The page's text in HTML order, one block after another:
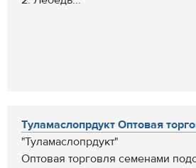
Туламаслопрдукт Оптовая
"Туламаслопрдукт"
Оптовая торговля семенами